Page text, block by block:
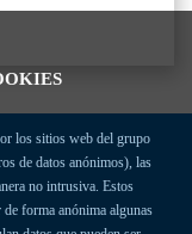
los sitios web del grupo
de datos anónimos), las
no intrusiva. Estos
forma anónima algunas